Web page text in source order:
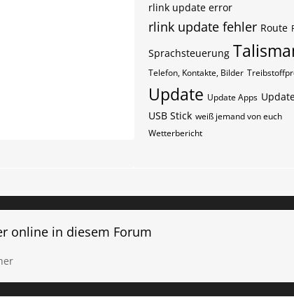
rlink update error
rlink update fehler Route
Sprachsteuerung
Telefon, Kontakte, Bilder
Update Update Apps
USB Stick weiß jemand von euch
Wetterbericht
online in diesem Forum